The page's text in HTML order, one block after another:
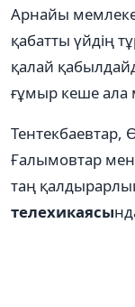
Арнайы
қабатты үйдің
қалай
ғұмыр кеше ала
Тентекбаевтар,
Ғалымовтар
таң
телехикаясы